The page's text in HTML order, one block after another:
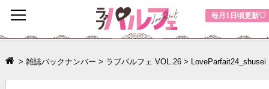
毎月1日頃更新♡
toggle
navigation
> 雑誌バックナンバー > ラブパルフェ VOL.26> LoveParfait24_shusei